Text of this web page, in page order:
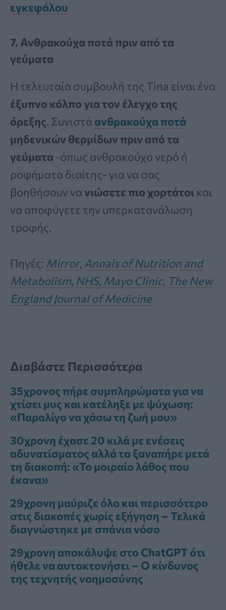
εγκεφάλου
7. Ανθρακούχα ποτά πριν από τα
γεύματα
Η τελευταία συμβουλή της Tina είναι ένα
έξυπνο κόλπο για τον έλεγχο της
όρεξης. Συνιστά ανθρακούχα ποτά
μηδενικών θερμίδων πριν από τα
γεύματα -όπως ανθρακούχο νερό ή
ροφήματα διαίτης- για να σας
βοηθήσουν νανιώσετε πιο χορτάτοι και
να αποφύγετε την υπερκατανάλωση
τροφής.
Πηγές: Mirror, Annals of Nutrition and
Metabolism, NHS, Mayo Clinic, The New
England Journal of Medicine
Διαβάστε Περισσότερα
35χρονος πήρε συμπληρώματα για να
χτίσει μυς και κατέληξε με ψύχωση:
«Παραλίγο να χάσω τη ζωή μου»
30χρονη έχασε 20 κιλά με ενέσεις
αδυνατίσματος αλλά τα ξαναπήρε μετά
τη διακοπή: «Το μοιραίο λάθος που
έκανα»
29χρονη μαύριζε όλο και περισσότερο
στις διακοπές χωρίς εξήγηση – Τελικά
διαγνώστηκε με σπάνια νόσο
29χρονη αποκάλυψε στο ChatGPT ότι
ήθελε να αυτοκτονήσει – Ο κίνδυνος
της τεχνητής νοημοσύνης